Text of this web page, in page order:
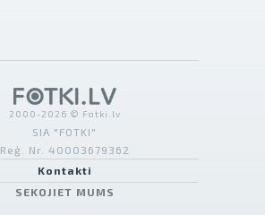
2000-2026 © Fotki.lv
SIA "FOTKI"
Reģ. Nr. 40003679362
Kontakti
SEKOJIET MUMS